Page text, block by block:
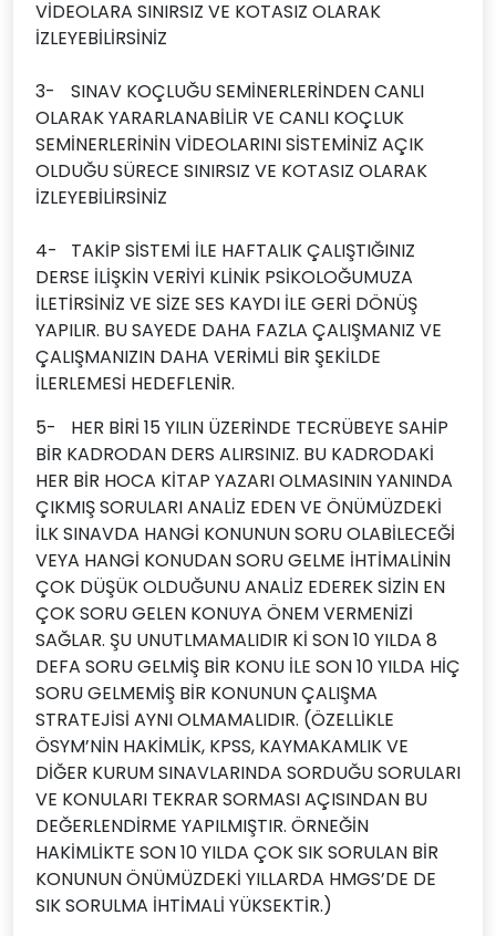
VİDEOLARA SINIRSIZ VE KOTASIZ OLARAK
İZLEYEBİLİRSİNİZ
3-
SINAV KOÇLUĞU SEMİNERLERİNDEN CANLI
OLARAK YARARLANABİLİR VE CANLI KOÇLUK
SEMİNERLERİNİN VİDEOLARINI SİSTEMİNİZ AÇIK
OLDUĞU SÜRECE SINIRSIZ VE KOTASIZ OLARAK
İZLEYEBİLİRSİNİZ
4-
TAKİP SİSTEMİ İLE HAFTALIK ÇALIŞTIĞINIZ
DERSE İLİŞKİN VERİYİ KLİNİK PSİKOLOĞUMUZA
İLETİRSİNİZ VE SİZE SES KAYDI İLE GERİ DÖNÜŞ
YAPILIR. BU SAYEDE DAHA FAZLA ÇALIŞMANIZ VE
ÇALIŞMANIZIN DAHA VERİMLİ BİR ŞEKİLDE
İLERLEMESİ HEDEFLENİR.
5-
HER BİRİ 15 YILIN ÜZERİNDE TECRÜBEYE SAHİP
BİR KADRODAN DERS ALIRSINIZ. BU KADRODAKİ
HER BİR HOCA KİTAP YAZARI OLMASININ YANINDA
ÇIKMIŞ SORULARI ANALİZ EDEN VE ÖNÜMÜZDEKİ
İLK SINAVDA HANGİ KONUNUN SORU OLABİLECEĞİ
VEYA HANGİ KONUDAN SORU GELME İHTİMALİNİN
ÇOK DÜŞÜK OLDUĞUNU ANALİZ EDEREK SİZİN EN
ÇOK SORU GELEN KONUYA ÖNEM VERMENİZİ
SAĞLAR. ŞU UNUTLMAMALIDIR Kİ SON 10 YILDA 8
DEFA SORU GELMİŞ BİR KONU İLE SON 10 YILDA HİÇ
SORU GELMEMİŞ BİR KONUNUN ÇALIŞMA
STRATEJİSİ AYNI OLMAMALIDIR. (ÖZELLİKLE
ÖSYM’NİN HAKİMLİK, KPSS, KAYMAKAMLIK VE
DİĞER KURUM SINAVLARINDA SORDUĞU SORULARI
VE KONULARI TEKRAR SORMASI AÇISINDAN BU
DEĞERLENDİRME YAPILMIŞTIR. ÖRNEĞİN
HAKİMLİKTE SON 10 YILDA ÇOK SIK SORULAN BİR
KONUNUN ÖNÜMÜZDEKİ YILLARDA HMGS’DE DE
SIK SORULMA İHTİMALİ YÜKSEKTİR.)